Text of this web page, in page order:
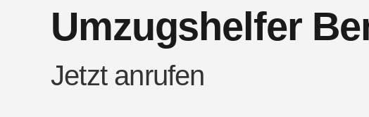
Umzugshelfer
Jetzt anrufen